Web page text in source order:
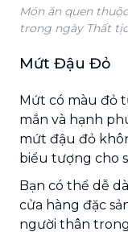
Món ăn quen
trong ngày Thất
Mứt Đậu Đỏ
Mứt có màu đỏ
mắn và hạnh
mứt đậu đỏ
biểu tượng cho
Bạn có thể dễ
cửa hàng đặc
người thân